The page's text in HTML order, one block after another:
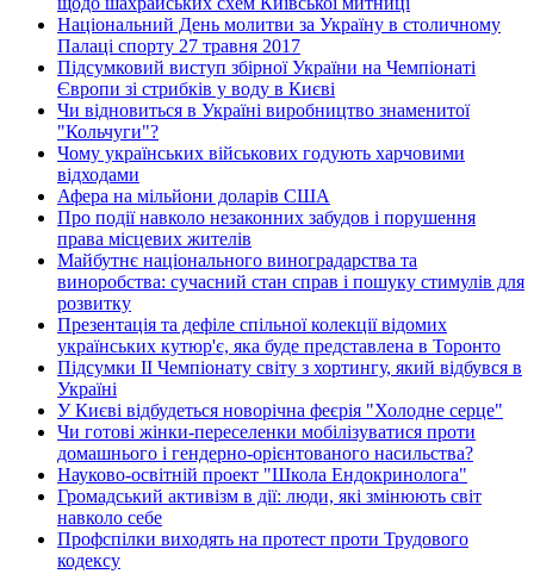
Національний День молитви за Україну в столичному
Палаці спорту 27 травня 2017
Підсумковий виступ збірної України на Чемпіонаті
Європи зі стрибків у воду в Києві
Чи відновиться в Україні виробництво знаменитої
"Кольчуги"?
Чому українських військових годують харчовими
відходами
Афера на мільйони доларів США
Про події навколо незаконних забудов і порушення
права місцевих жителів
Майбутнє національного виноградарства та
виноробства: сучасний стан справ і пошуку стимулів для
розвитку
Презентація та дефіле спільної колекції відомих
українських кутюр'є, яка буде представлена в Торонто
Підсумки ІІ Чемпіонату світу з хортингу, який відбувся в
Україні
У Києві відбудеться новорічна феєрія "Холодне серце"
Чи готові жінки-переселенки мобілізуватися проти
домашнього і гендерно-орієнтованого насильства?
Науково-освітній проект "Школа Ендокринолога"
Громадський активізм в дії: люди, які змінюють світ
навколо себе
Профспілки виходять на протест проти Трудового
кодексу